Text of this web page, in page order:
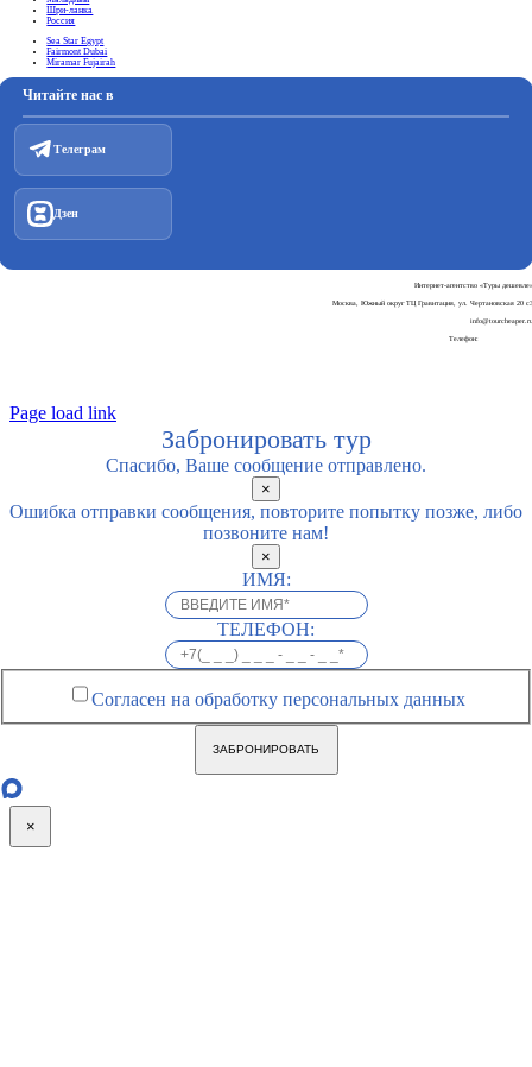
Шри-ланка
Россия
Sea Star Egypt
Fairmont Dubai
Miramar Fujairah
Читайте нас в
Телеграм
Дзен
Интернет-агентство «Туры дешевле»
Москва, Южный округ ТЦ Гравитация, ул. Чертановская 20 с3
info@tourcheaper.ru
Телефон:
Page load link
Забронировать тур
Спасибо, Ваше сообщение отправлено.
×
Ошибка отправки сообщения, повторите попытку позже, либо
позвоните нам!
×
ИМЯ:
ТЕЛЕФОН:
Согласен на обработку персональных данных
ЗАБРОНИРОВАТЬ
×